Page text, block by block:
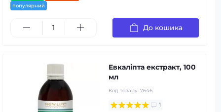
популярний
До кошика
Евкаліпта екстракт, 100
мл
Код товару: 7646
1